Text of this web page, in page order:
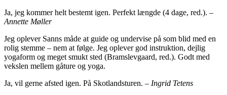
Ja, jeg kommer helt bestemt igen. Perfekt længde (4 dage, red.). –
Annette Møller
Jeg oplever Sanns måde at guide og undervise på som blid med en
rolig stemme – nem at følge. Jeg oplever god instruktion, dejlig
yogaform og meget smukt sted (Bramslevgaard, red.). Godt med
vekslen mellem gåture og yoga.
Ja, vil gerne afsted igen. På Skotlandsturen. – Ingrid Tetens